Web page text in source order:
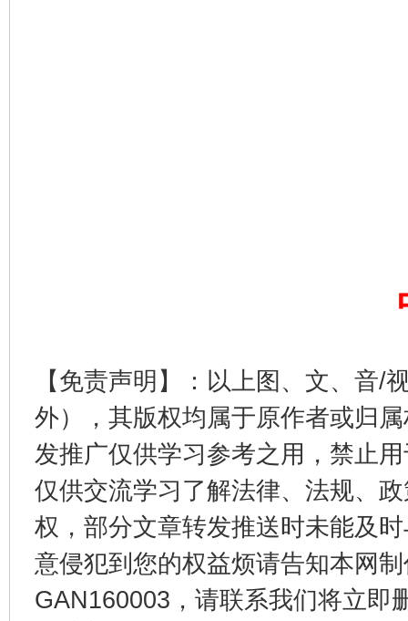
【免责声明】：以上图、文、音/
外），其版权均属于原作者或归
发推广仅供学习参考之用，禁止
仅供交流学习了解法律、法规、
权，部分文章转发推送时未能及
意侵犯到您的权益烦请告知本网
GAN160003，请联系我们将立即
一纸欠
东山县通报“牛蛙产品抗生素超标问题” 法